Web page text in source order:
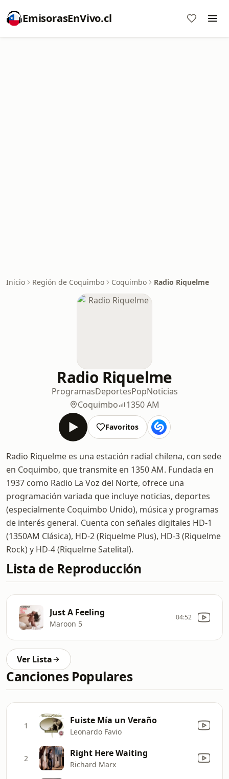
EmisorasEnVivo.cl
Inicio Región de Coquimbo Coquimbo Radio Riquelme
Radio Riquelme
ProgramasDeportesPopNoticias
Coquimbo
1350 AM
Favoritos
Radio Riquelme es una estación radial chilena, con sede
en Coquimbo, que transmite en 1350 AM. Fundada en
1937 como Radio La Voz del Norte, ofrece una
programación variada que incluye noticias, deportes
(especialmente Coquimbo Unido), música y programas
de interés general. Cuenta con señales digitales HD-1
(1350AM Clásica), HD-2 (Riquelme Plus), HD-3 (Riquelme
Rock) y HD-4 (Riquelme Satelital).
Lista de Reproducción
Just A Feeling
Maroon 5
04:52
Ver Lista
Canciones Populares
1 Fuiste Mía un Veraño
Leonardo Favio
2 Right Here Waiting
Richard Marx